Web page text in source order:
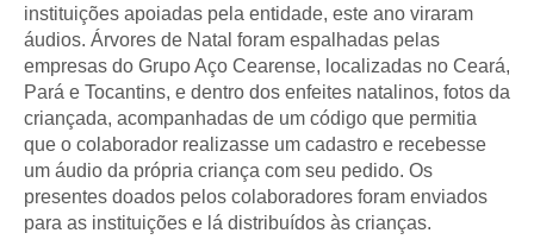
instituições apoiadas pela entidade, este ano viraram
áudios. Árvores de Natal foram espalhadas pelas
empresas do Grupo Aço Cearense, localizadas no Ceará,
Pará e Tocantins, e dentro dos enfeites natalinos, fotos da
criançada, acompanhadas de um código que permitia
que o colaborador realizasse um cadastro e recebesse
um áudio da própria criança com seu pedido. Os
presentes doados pelos colaboradores foram enviados
para as instituições e lá distribuídos às crianças.